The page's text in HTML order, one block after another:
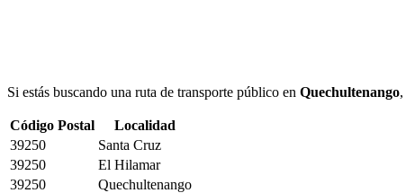
Si estás buscando una ruta de transporte público en Quechultenango,
Código Postal
Localidad
39250
Santa Cruz
39250
El Hilamar
39250
Quechultenango